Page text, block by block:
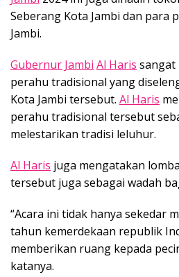
Seberang Kota Jambi dan para
Jambi.
Gubernur Jambi Al Haris sangat
perahu tradisional yang
Kota Jambi tersebut. Al Haris
perahu tradisional tersebut
melestarikan tradisi leluhur.
Al Haris juga mengatakan
tersebut juga sebagai wadah
“Acara ini tidak hanya sekedar
tahun kemerdekaan republik
memberikan ruang kepada
katanya.